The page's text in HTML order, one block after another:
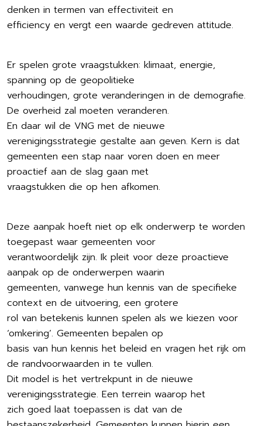
denken in termen van effectiviteit en
efficiency en vergt een waarde gedreven attitude.
Er spelen grote vraagstukken: klimaat, energie,
spanning op de geopolitieke
verhoudingen, grote veranderingen in de demografie.
De overheid zal moeten veranderen.
En daar wil de VNG met de nieuwe
verenigingsstrategie gestalte aan geven. Kern is dat
gemeenten een stap naar voren doen en meer
proactief aan de slag gaan met
vraagstukken die op hen afkomen.
Deze aanpak hoeft niet op elk onderwerp te worden
toegepast waar gemeenten voor
verantwoordelijk zijn. Ik pleit voor deze proactieve
aanpak op de onderwerpen waarin
gemeenten, vanwege hun kennis van de specifieke
context en de uitvoering, een grotere
rol van betekenis kunnen spelen als we kiezen voor
‘omkering’. Gemeenten bepalen op
basis van hun kennis het beleid en vragen het rijk om
de randvoorwaarden in te vullen.
Dit model is het vertrekpunt in de nieuwe
verenigingsstrategie. Een terrein waarop het
zich goed laat toepassen is dat van de